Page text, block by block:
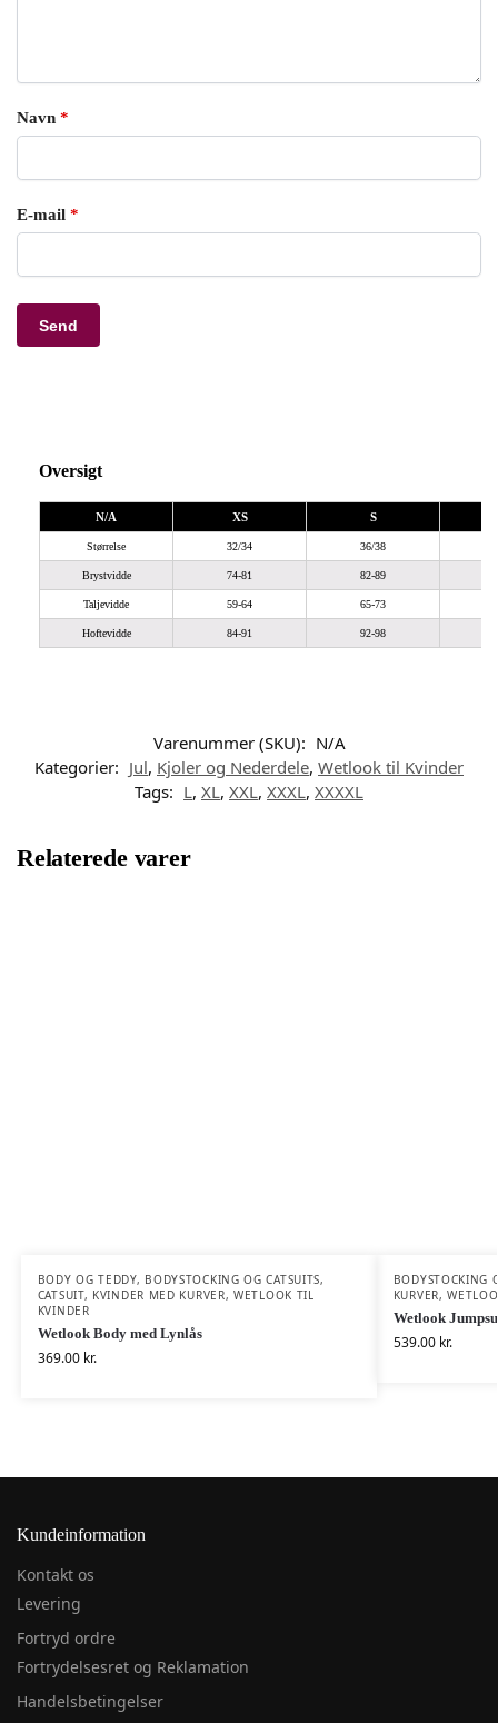
Navn *
E-mail *
Oversigt
N/A XS S
Størrelse 32/34 36/38
Brystvidde 74-81 82-89
Taljevidde 59-64 65-73
Hoftevidde 84-91 92-98
Varenummer (SKU): N/A
Kategorier: Jul, Kjoler og Nederdele, Wetlook til Kvinder
Tags: L, XL, XXL, XXXL, XXXXL
Relaterede varer
BODY OG TEDDY, BODYSTOCKING OG CATSUITS,
CATSUIT, KVINDER MED KURVER,WETLOOK TIL
KVINDER
Wetlook Body med Lynlås
369.00 kr.
BODYSTOCKING
KURVER,
Wetlook
539.00 kr.
Kundeinformation
Kontakt os
Levering
Fortryd ordre
Fortrydelsesret og Reklamation
Handelsbetingelser